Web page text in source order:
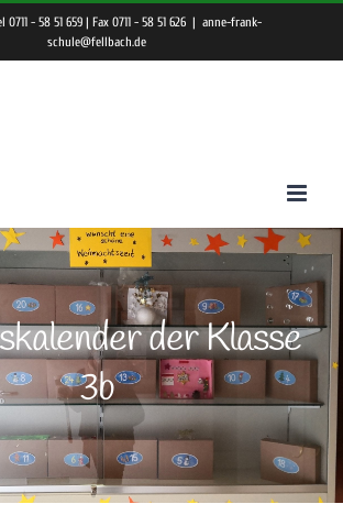
0711 - 58 51 659 | Fax 0711 - 58 51 626 | anne-frank-
schule@fellbach.de
der Klasse
3b